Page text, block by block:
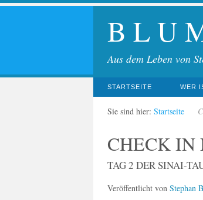
B L U
Aus dem Leben von
STARTSEITE WER
Sie sind hier: Startseite
CHECK IN
TAG 2 DER SINAI-
Veröffentlicht von Stephan